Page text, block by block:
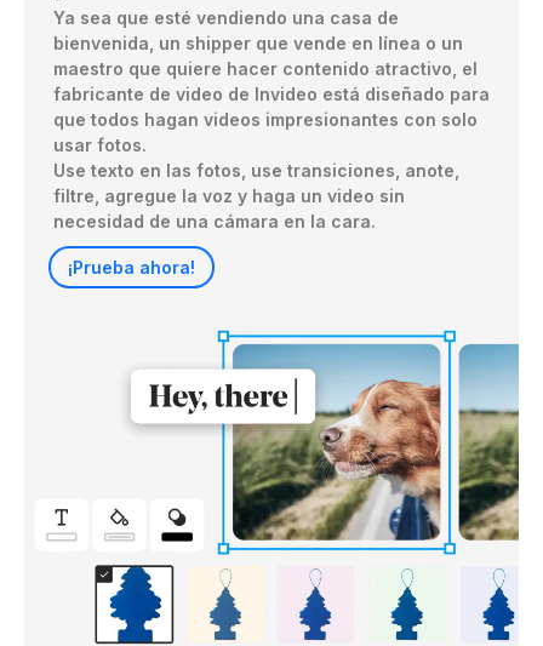
Ya sea que esté vendiendo una casa de
bienvenida, un shipper que vende en línea o un
maestro que quiere hacer contenido atractivo, el
fabricante de video de Invideo está diseñado para
que todos hagan videos impresionantes con solo
usar fotos.
Use texto en las fotos, use transiciones, anote,
filtre, agregue la voz y haga un video sin
necesidad de una cámara en la cara.
¡Prueba ahora!